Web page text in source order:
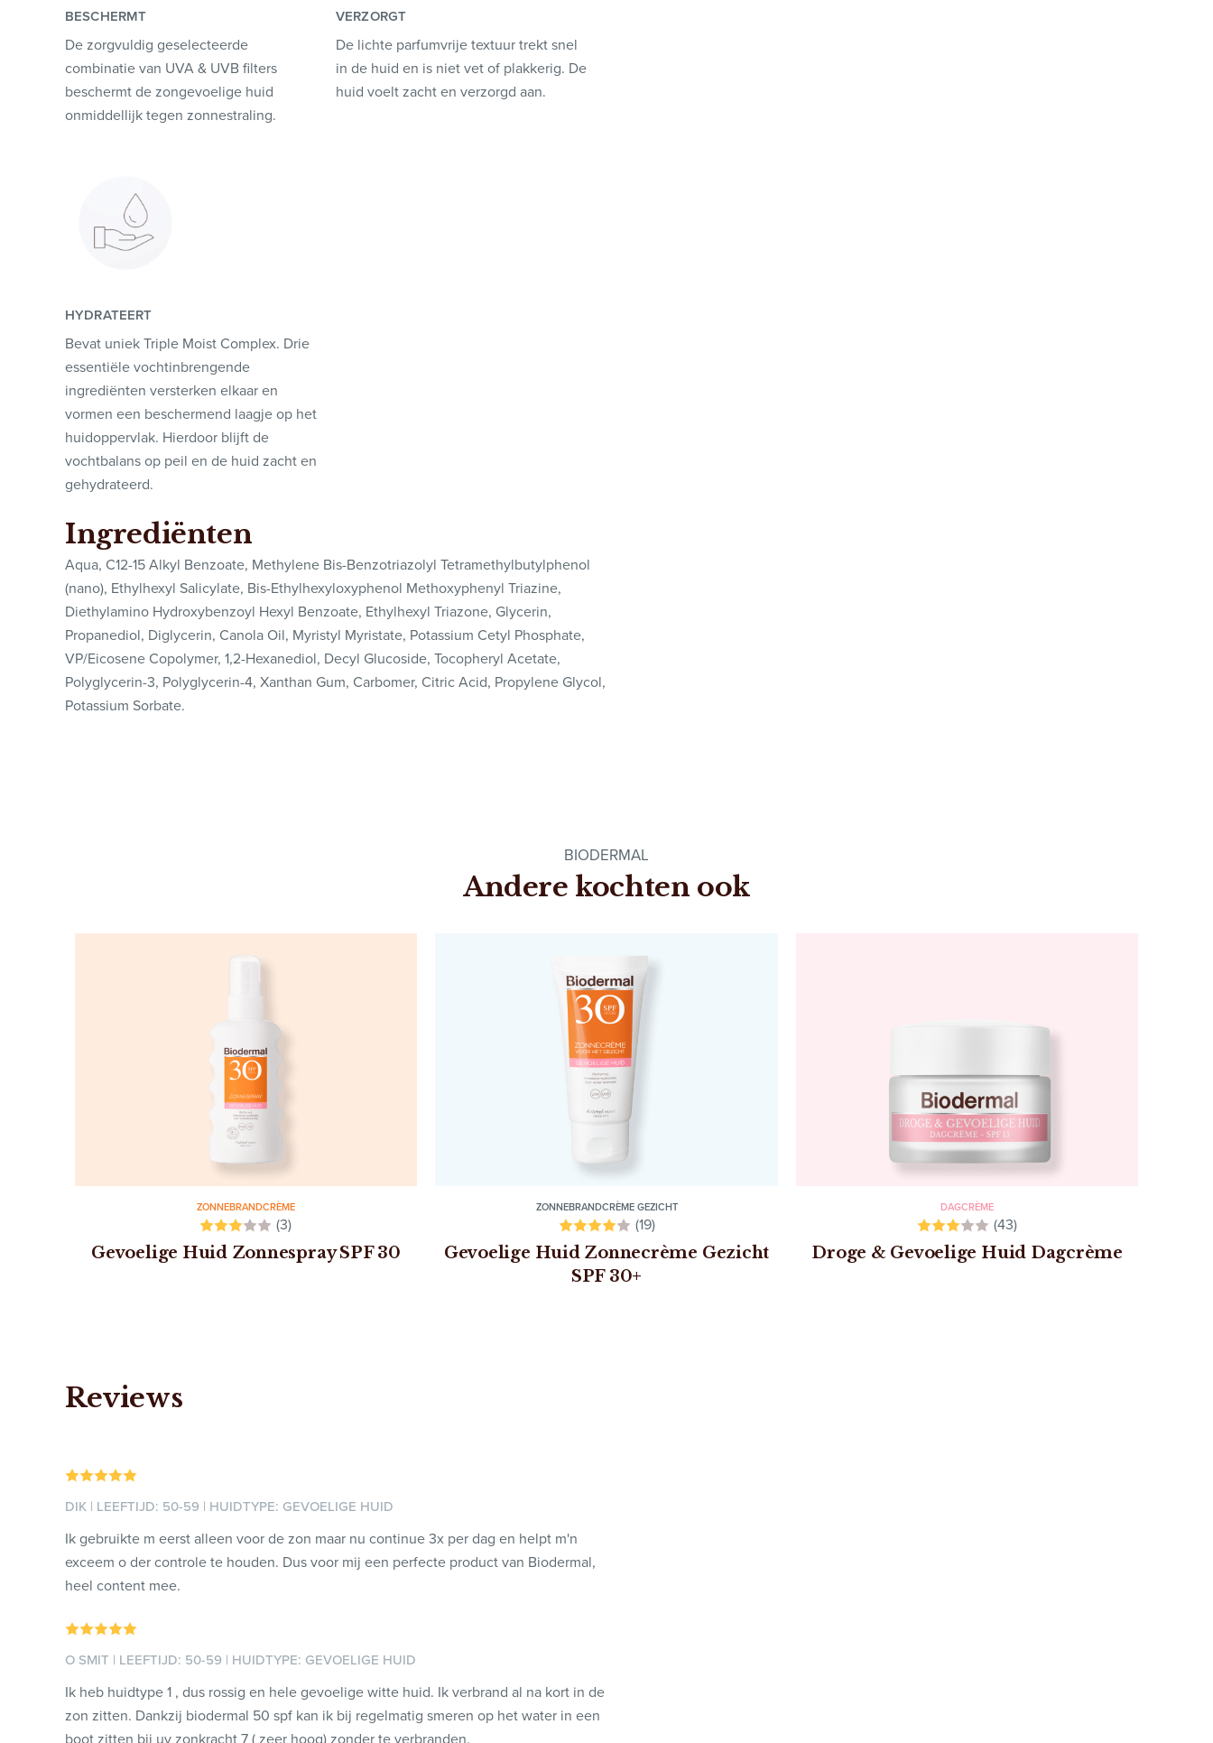
BESCHERMT
De zorgvuldig geselecteerde
combinatie van UVA & UVB filters
beschermt de zongevoelige huid
onmiddellijk tegen zonnestraling.
VERZORGT
De lichte parfumvrije textuur trekt snel
in de huid en is niet vet of plakkerig. De
huid voelt zacht en verzorgd aan.
HYDRATEERT
Bevat uniek Triple Moist Complex. Drie
essentiële vochtinbrengende
ingrediënten versterken elkaar en
vormen een beschermend laagje op het
huidoppervlak. Hierdoor blijft de
vochtbalans op peil en de huid zacht en
gehydrateerd.
Ingrediënten
Aqua, C12-15 Alkyl Benzoate, Methylene Bis-Benzotriazolyl Tetramethylbutylphenol
(nano), Ethylhexyl Salicylate, Bis-Ethylhexyloxyphenol Methoxyphenyl Triazine,
Diethylamino Hydroxybenzoyl Hexyl Benzoate, Ethylhexyl Triazone, Glycerin,
Propanediol, Diglycerin, Canola Oil, Myristyl Myristate, Potassium Cetyl Phosphate,
VP/Eicosene Copolymer, 1,2-Hexanediol, Decyl Glucoside, Tocopheryl Acetate,
Polyglycerin-3, Polyglycerin-4, Xanthan Gum, Carbomer, Citric Acid, Propylene Glycol,
Potassium Sorbate.
BIODERMAL
Andere kochten ook
ZONNEBRANDCRÈME
(3)
Gevoelige Huid Zonnespray SPF 30
ZONNEBRANDCRÈME GEZICHT
(19)
Gevoelige Huid Zonnecrème Gezicht
SPF 30+
DAGCRÈME
(43)
Droge & Gevoelige Huid Dagcrème
Reviews
DIK | LEEFTIJD: 50-59 | HUIDTYPE: GEVOELIGE HUID
Ik gebruikte m eerst alleen voor de zon maar nu continue 3x per dag en helpt m'n
exceem o der controle te houden. Dus voor mij een perfecte product van Biodermal,
heel content mee.
O SMIT | LEEFTIJD: 50-59 | HUIDTYPE: GEVOELIGE HUID
Ik heb huidtype 1 , dus rossig en hele gevoelige witte huid. Ik verbrand al na kort in de
zon zitten. Dankzij biodermal 50 spf kan ik bij regelmatig smeren op het water in een